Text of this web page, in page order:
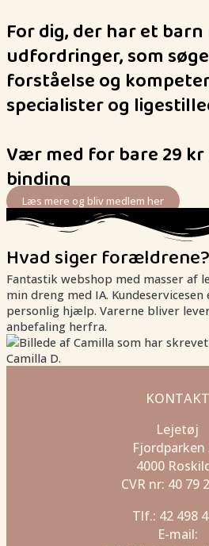
For dig, der har et
udfordringer, som
forståelse og
specialister og
Vær med for bare 29
binding
Læs mere og bliv medlem her
Hvad siger forældrene?
Fantastik webshop med masser
min dreng med IA.
personlig hjælp. Varerne bliver
anbefaling herfra.
Camilla D.
KONTAKT
Lejetøj
Fjordparken
4000
CVR nr: 40 79
Tlf.: 42 498
E-mail: